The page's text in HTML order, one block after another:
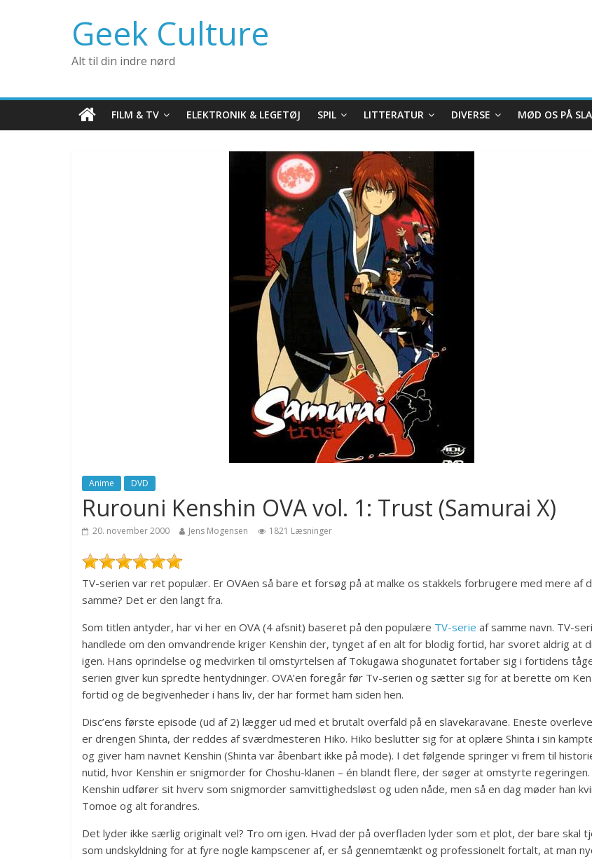
Geek Culture
Alt til din indre nørd
FILM & TV ELEKTRONIK & LEGETØJ SPIL LITTERATUR DIVERSE MØD OS PÅ
Anime DVD
Rurouni Kenshin OVA vol. 1: Trust (Samurai X)
20. november 2000 Jens Mogensen 1821 Læsninger
TV-serien var ret populær. Er OVAen så bare et forsøg på at malke os stakkels forbrugere med mere af
samme? Det er den langt fra.
Som titlen antyder, har vi her en OVA (4 afsnit) baseret på den populære TV-serie af samme navn. TV-
handlede om den omvandrende kriger Kenshin der, tynget af en alt for blodig fortid, har svoret aldrig at
igen. Hans oprindelse og medvirken til omstyrtelsen af Tokugawa shogunatet fortaber sig i fortidens
serien giver kun spredte hentydninger. OVA’en foregår før Tv-serien og sætter sig for at berette om
fortid og de begivenheder i hans liv, der har formet ham siden hen.
Disc’ens første episode (ud af 2) lægger ud med et brutalt overfald på en slavekaravane. Eneste
er drengen Shinta, der reddes af sværdmesteren Hiko. Hiko beslutter sig for at oplære Shinta i sin
og giver ham navnet Kenshin (Shinta var åbenbart ikke på mode). I det følgende springer vi frem til
nutid, hvor Kenshin er snigmorder for Choshu-klanen – én blandt flere, der søger at omstyrte regeringen.
Kenshin udfører sit hverv som snigmorder samvittighedsløst og uden nåde, men så en dag møder han
Tomoe og alt forandres.
Det lyder ikke særlig originalt vel? Tro om igen. Hvad der på overfladen lyder som et plot, der bare skal
som undskyldning for at fyre nogle kampscener af, er så gennemtænkt og professionelt fortalt, at man